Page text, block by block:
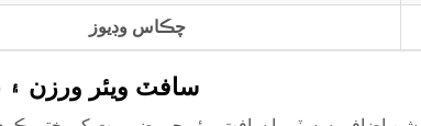
چڪاس وڊيوز
سافٽ ويئر ورزن